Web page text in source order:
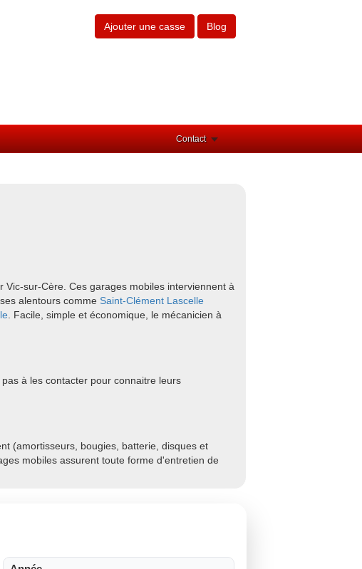
Ajouter une casse Blog
Contact
sur-Cère. Ces garages mobiles interviennent à
alentours comme Saint-Clément Lascelle
. Facile, simple et économique, le mécanicien à
à les contacter pour connaitre leurs
(amortisseurs, bougies, batterie, disques et
mobiles assurent toute forme d'entretien de